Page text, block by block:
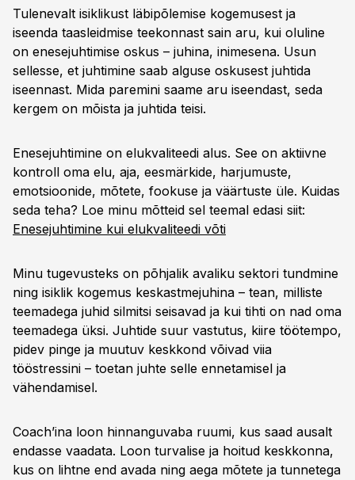
Tulenevalt isiklikust läbipõlemise kogemusest ja
iseenda taasleidmise teekonnast sain aru, kui oluline
on enesejuhtimise oskus – juhina, inimesena. Usun
sellesse, et juhtimine saab alguse oskusest juhtida
iseennast. Mida paremini saame aru iseendast, seda
kergem on mõista ja juhtida teisi.
Enesejuhtimine on elukvaliteedi alus. See on aktiivne
kontroll oma elu, aja, eesmärkide, harjumuste,
emotsioonide, mõtete, fookuse ja väärtuste üle. Kuidas
seda teha? Loe minu mõtteid sel teemal edasi siit:
Enesejuhtimine kui elukvaliteedi võti
Minu tugevusteks on põhjalik avaliku sektori tundmine
ning isiklik kogemus keskastmejuhina – tean, milliste
teemadega juhid silmitsi seisavad ja kui tihti on nad oma
teemadega üksi. Juhtide suur vastutus, kiire töötempo,
pidev pinge ja muutuv keskkond võivad viia
tööstressini – toetan juhte selle ennetamisel ja
vähendamisel.
Coach’ina loon hinnanguvaba ruumi, kus saad ausalt
endasse vaadata. Loon turvalise ja hoitud keskkonna,
kus on lihtne end avada ning aega mõtete ja tunnetega